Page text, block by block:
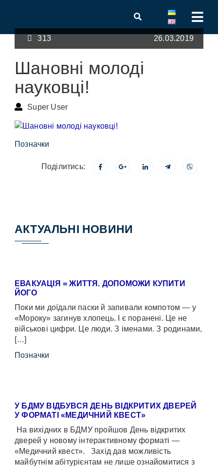
313 26.03.2019
Шановні молоді
науковці!
Super User
Позначки
Поділитись:
АКТУАЛЬНІ НОВИНИ
ЕВАКУАЦІЯ = ЖИТТЯ. ДОПОМОЖИ КУПИТИ
ЙОГО
Поки ми доїдали паски й запивали компотом — у
«Мороку» загинув хлопець. І є поранені. Це не
військові цифри. Це люди. З іменами. З родинами,
[…]
Позначки
У БДМУ ВІДБУВСЯ ДЕНЬ ВІДКРИТИХ ДВЕРЕЙ
У ФОРМАТІ «МЕДИЧНИЙ КВЕСТ»
На вихідних в БДМУ пройшов День відкритих
дверей у новому інтерактивному форматі —
«Медичний квест». Захід дав можливість
майбутнім абітурієнтам не лише ознайомитися з